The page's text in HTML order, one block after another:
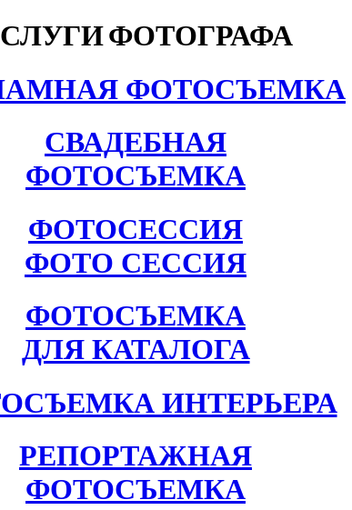
ФОТОГРАФА
ФОТОСЪЕМКА
СВАДЕБНАЯ
ФОТОСЪЕМКА
ФОТОСЕССИЯ
ФОТО СЕССИЯ
ФОТОСЪЕМКА
ДЛЯ КАТАЛОГА
ИНТЕРЬЕРА
РЕПОРТАЖНАЯ
ФОТОСЪЕМКА